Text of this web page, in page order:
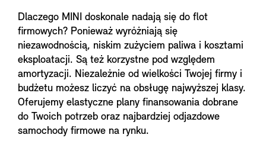
Dlaczego MINI doskonale nadają się do flot
firmowych? Ponieważ wyróżniają się
niezawodnością, niskim zużyciem paliwa i kosztami
eksploatacji. Są też korzystne pod względem
amortyzacji. Niezależnie od wielkości Twojej firmy i
budżetu możesz liczyć na obsługę najwyższej klasy.
Oferujemy elastyczne plany finansowania dobrane
do Twoich potrzeb oraz najbardziej odjazdowe
samochody firmowe na rynku.